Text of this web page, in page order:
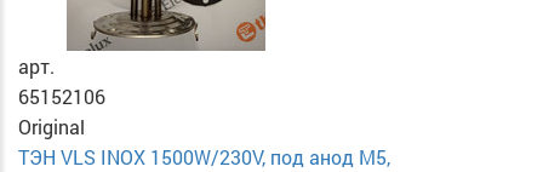
арт.
65152106
Original
ТЭН VLS INOX 1500W/230V, под анод М5,